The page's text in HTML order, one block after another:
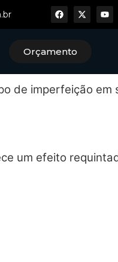
Orçamento
de imperfeição em
um efeito